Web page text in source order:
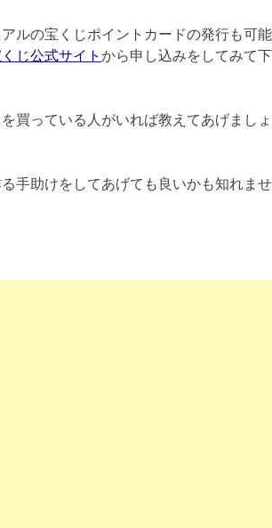
ルの宝くじポイントカードの発行も可能
じ公式サイト から申し込みをしてみて下
買っている人がいれば教えてあげましょ
手助けをしてあげても良いかも知れませ